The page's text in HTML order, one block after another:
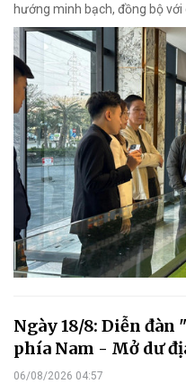
hướng minh bạch, đồng bộ với
Ngày 18/8: Diễn đàn
phía Nam - Mở dư
06/08/2026 04:57